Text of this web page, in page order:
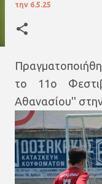
την 6.5.25
το 11ο
Αθανασίου''